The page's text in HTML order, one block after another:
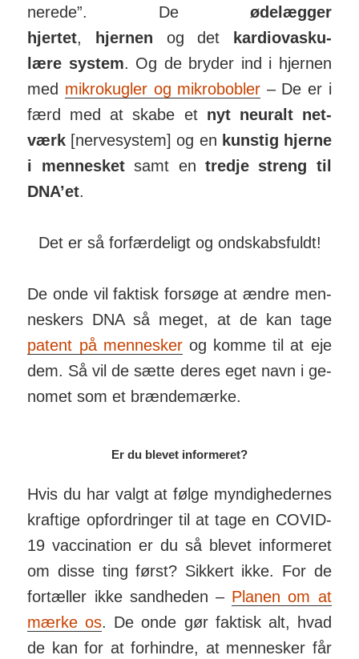
nerede”. De øde­lægger
hjertet, hjernen og det
kardio­vas­ku­
lære system. Og de bryder ind i hjernen
med mikro­kugler og mikro­bobler – De er i
færd med at skabe et nyt neuralt net­
værk [nerve­system] og en kunstig hjerne
i men­nesketsamt en tredje streng til
DNA’et.
Det er så forfærdeligt og ondskabsfuldt!
De onde vil faktisk for­søge at ændre men­
nes­kers DNA så meget, at de kan tage
patent på men­neskerog komme til at eje
dem. Så vil de sætte deres eget navn i ge­
nomet som et bræn­de­mærke.
Er du blevet informeret?
Hvis du har valgt at følge myn­dig­he­dernes
kraftige op­for­dringer til at tage en COVID-
19 vac­ci­nation er du så blevet in­for­meret
om disse ting først? Sikkert ikke. For de
for­tæller ikke sand­heden – Planen om at
mærke os. De onde gør faktisk alt, hvad
de kan for at for­hindre, at men­nesker får